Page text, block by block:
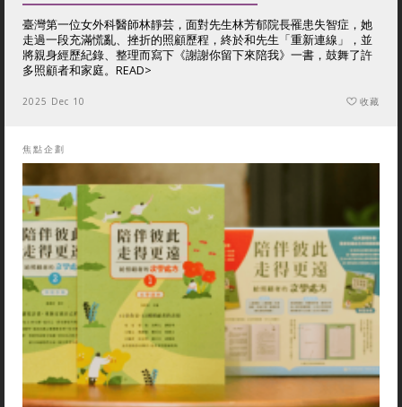
臺灣第一位女外科醫師林靜芸，面對先生林芳郁院長罹患失智症，她
走過一段充滿慌亂、挫折的照顧歷程，終於和先生「重新連線」，並
將親身經歷紀錄、整理而寫下《謝謝你留下來陪我》一書，鼓舞了許
多照顧者和家庭。 READ>
2025 Dec 10 收藏
焦點企劃